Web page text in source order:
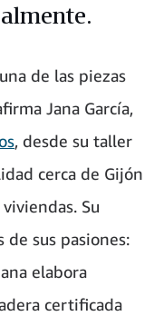
de las piezas
Jana García,
, desde su taller
cerca de Gijón
Su
de sus pasiones:
elabora
certificada